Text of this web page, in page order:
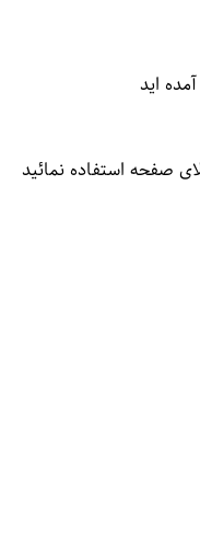
اید
صفحه استفاده نمائید